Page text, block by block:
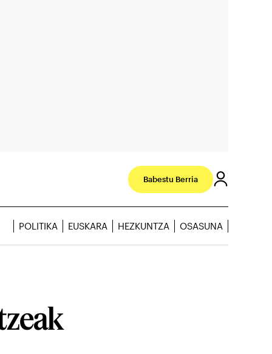
Babestu Berria
POLITIKA EUSKARA HEZKUNTZA OSASUNA